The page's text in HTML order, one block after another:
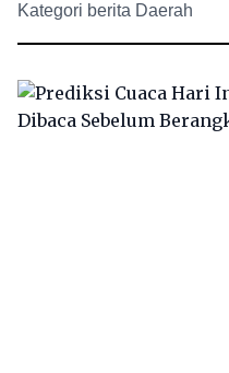
Kategori berita Daerah